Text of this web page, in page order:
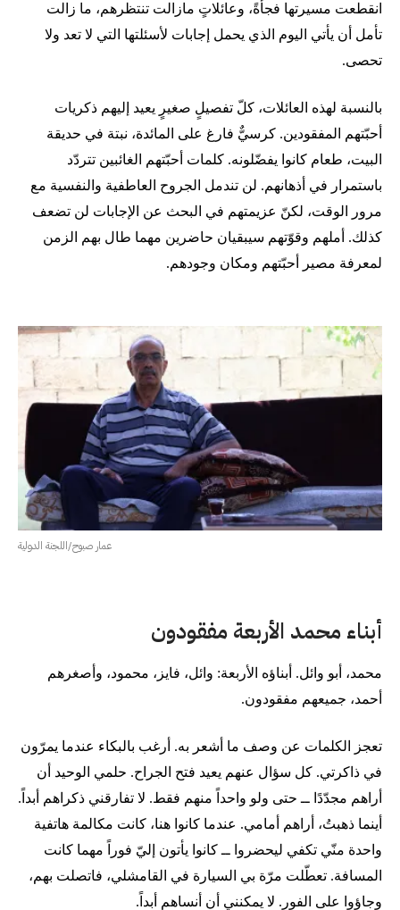
انقطعت مسيرتها فجأةً، وعائلاتٍ مازالت تنتظرهم، ما زالت
تأمل أن يأتي اليوم الذي يحمل إجابات لأسئلتها التي لا تعد ولا
تحصى.
بالنسبة لهذه العائلات، كلّ تفصيلٍ صغيرٍ يعيد إليهم ذكريات
أحبّتهم المفقودين. كرسيٌّ فارغ على المائدة، نبتة في حديقة
البيت، طعام كانوا يفضّلونه. كلمات أحبّتهم الغائبين تتردّد
باستمرار في أذهانهم. لن تندمل الجروح العاطفية والنفسية مع
مرور الوقت، لكنّ عزيمتهم في البحث عن الإجابات لن تضعف
كذلك. أملهم وقوّتهم سيبقيان حاضرين مهما طال بهم الزمن
لمعرفة مصير أحبّتهم ومكان وجودهم.
عمار صبوح/اللجنة الدولية
أبناء محمد الأربعة مفقودون
محمد، أبو وائل. أبناؤه الأربعة: وائل، فايز، محمود، وأصغرهم
أحمد، جميعهم مفقودون.
تعجز الكلمات عن وصف ما أشعر به. أرغب بالبكاء عندما يمرّون
في ذاكرتي. كل سؤال عنهم يعيد فتح الجراح. حلمي الوحيد أن
أراهم مجدّدًا ــ حتى ولو واحداً منهم فقط. لا تفارقني ذكراهم أبداً.
أينما ذهبتُ، أراهم أمامي. عندما كانوا هنا، كانت مكالمة هاتفية
واحدة منّي تكفي ليحضروا ــ كانوا يأتون إليّ فوراً مهما كانت
المسافة. تعطّلت مرّة بي السيارة في القامشلي، فاتصلت بهم،
وجاؤوا على الفور. لا يمكنني أن أنساهم أبداً.